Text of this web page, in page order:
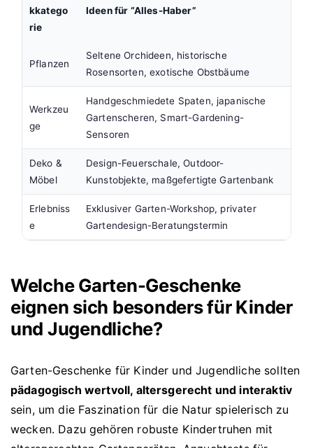
kkatego
rie
Ideen für “Alles-Haber”
Pflanzen
Seltene Orchideen, historische
Rosensorten, exotische Obstbäume
Werkzeu
ge
Handgeschmiedete Spaten, japanische
Gartenscheren, Smart-Gardening-
Sensoren
Deko &
Möbel
Design-Feuerschale, Outdoor-
Kunstobjekte, maßgefertigte Gartenbank
Erlebniss
e
Exklusiver Garten-Workshop, privater
Gartendesign-Beratungstermin
Welche Garten-Geschenke
eignen sich besonders für Kinder
und Jugendliche?
Garten-Geschenke für Kinder und Jugendliche sollten
pädagogisch wertvoll, altersgerecht und interaktiv
sein, um die Faszination für die Natur spielerisch zu
wecken. Dazu gehören robuste Kindertruhen mit